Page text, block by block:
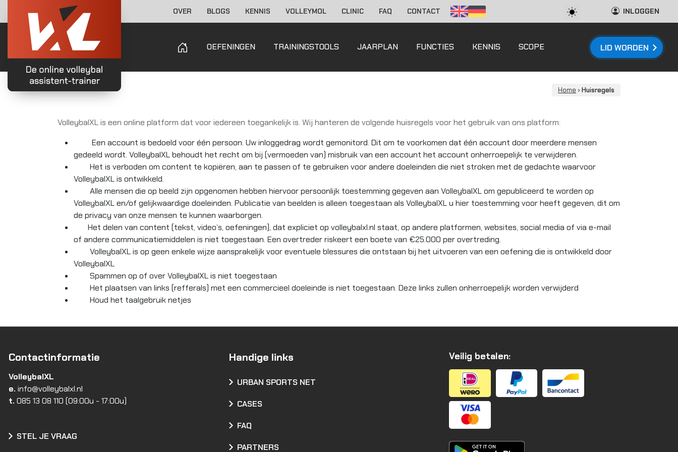
OVER BLOGS KENNIS VOLLEYMOL CLINIC FAQ CONTACT INLOGGEN
OEFENINGEN TRAININGSTOOLS JAARPLAN FUNCTIES KENNIS SCOPE LID WORDEN
Home › Huisregels
VolleybalXL is een online platform dat voor iedereen toegankelijk is. Wij hanteren de volgende huisregels voor het gebruik van ons platform:
Een account is bedoeld voor één persoon. Uw inloggedrag wordt gemonitord. Dit om te voorkomen dat één account door meerdere mensen
gedeeld wordt. VolleybalXL behoudt het recht om bij (vermoeden van) misbruik van een account het account onherroepelijk te verwijderen.
Het is verboden om content te kopiëren, aan te passen of te gebruiken voor andere doeleinden die niet stroken met de gedachte waarvoor
VolleybalXL is ontwikkeld.
Alle mensen die op beeld zijn opgenomen hebben hiervoor persoonlijk toestemming gegeven aan VolleybalXL om gepubliceerd te worden op
VolleybalXL en/of gelijkwaardige doeleinden. Publicatie van beelden is alleen toegestaan als VolleybalXL u hier toestemming voor heeft gegeven, dit om
de privacy van onze mensen te kunnen waarborgen.
Het delen van content (tekst, video’s, oefeningen), dat expliciet op volleybalxl.nl staat, op andere platformen, websites, social media of via e-mail
of andere communicatiemiddelen is niet toegestaan. Een overtreder riskeert een boete van €25.000 per overtreding.
VolleybalXL is op geen enkele wijze aansprakelijk voor eventuele blessures die ontstaan bij het uitvoeren van een oefening die is ontwikkeld door
VolleybalXL
Spammen op of over VolleybalXL is niet toegestaan
Het plaatsen van links (refferals) met een commercieel doeleinde is niet toegestaan. Deze links zullen onherroepelijk worden verwijderd
Houd het taalgebruik netjes
Contactinformatie
VolleybalXL
e. info@volleybalxl.nl
t. 085 13 08 110 (09:00u - 17:00u)
STEL JE VRAAG
Handige links
URBAN SPORTS NET
CASES
FAQ
PARTNERS
Veilig betalen: